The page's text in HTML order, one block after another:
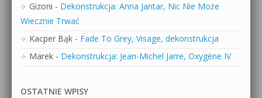
Gizoni - Dekonstrukcja: Anna Jantar, Nic Nie Może
Wiecznie Trwać
Kacper Bąk - Fade To Grey, Visage, dekonstrukcja
Marek - Dekonstrukcja: Jean-Michel Jarre, Oxygène IV
OSTATNIE WPISY